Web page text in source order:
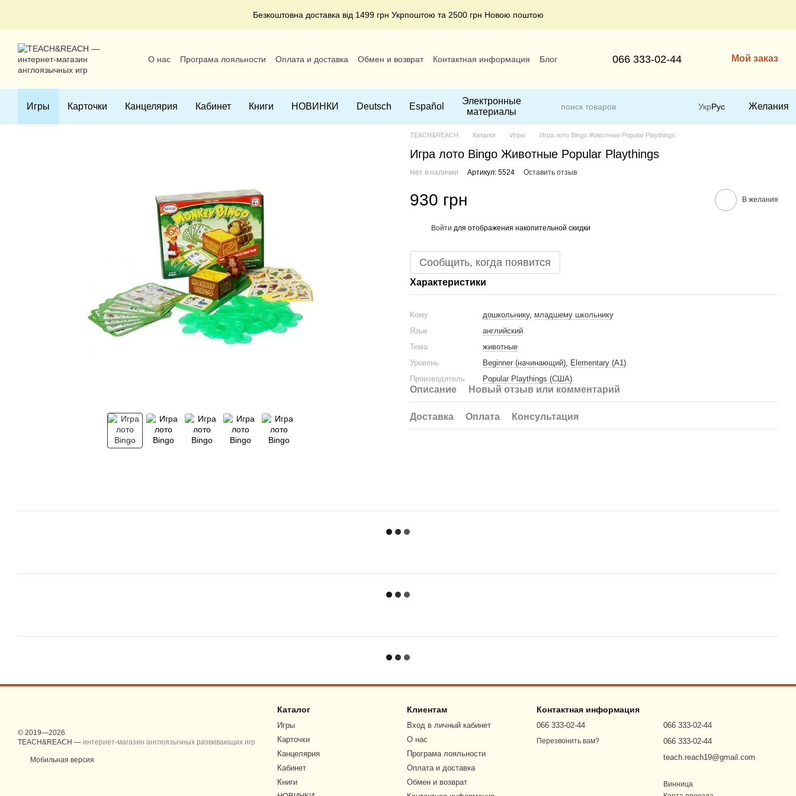
Безкоштовна доставка від 1499 грн Укрпоштою та 2500 грн Новою поштою
О нас Програма лояльности Оплата и доставка Обмен и возврат Контактная информация
Блог
066 333-02-44 Мой заказ
Игры Карточки Канцелярия Кабинет Книги НОВИНКИ Deutsch Español
Электронные
материалы
УкрРус Желания
TEACH&REACH Каталог Игры Игра лото Bingo Животные Popular Playthings
Игра лото Bingo Животные Popular Playthings
Нет в наличии Артикул: 5524 Оставить отзыв
930 грн В желания
Войти для отображения накопительной скидки
Сообщить, когда появится
Характеристики
Кому дошкольнику, младшему школьнику
Язык
английский
Тема
животные
Уровень
Beginner (начинающий), Elementary (A1)
Производитель
Popular Playthings (США)
Описание Новый отзыв или комментарий
Доставка Оплата Консультация
© 2019—2026
TEACH&REACH — интернет-магазин англоязычных развивающих игр
Мобильная версия
Каталог
Игры
Карточки
Канцелярия
Кабинет
Книги
Клиентам
Вход в личный кабинет
О нас
Програма лояльности
Оплата и доставка
Обмен и возврат
Контактная информация
066 333-02-44
Перезвонить вам?
066 333-02-44
066 333-02-44
teach.reach19@gmail.com
Винница